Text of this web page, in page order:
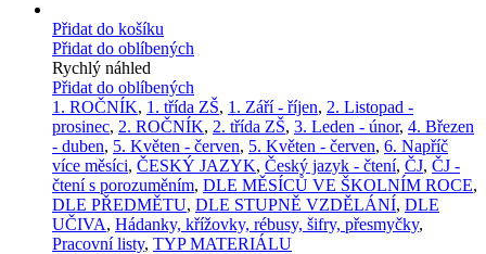
Přidat do košíku
Přidat do oblíbených
Rychlý náhled
Přidat do oblíbených
1. ROČNÍK, 1. třída ZŠ, 1. Září - říjen, 2. Listopad -
prosinec, 2. ROČNÍK, 2. třída ZŠ, 3. Leden - únor, 4. Březen
- duben, 5. Květen - červen, 5. Květen - červen, 6. Napříč
více měsíci, ČESKÝ JAZYK, Český jazyk - čtení, ČJ, ČJ -
čtení s porozuměním, DLE MĚSÍCŮ VE ŠKOLNÍM ROCE,
DLE PŘEDMĚTU, DLE STUPNĚ VZDĚLÁNÍ, DLE
UČIVA, Hádanky, křížovky, rébusy, šifry, přesmyčky,
Pracovní listy, TYP MATERIÁLU